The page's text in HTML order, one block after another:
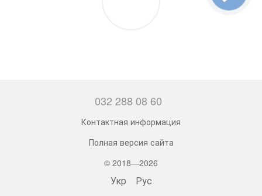
032 288 08 60
Контактная информация
Полная версия сайта
© 2018—2026
Укр Рус